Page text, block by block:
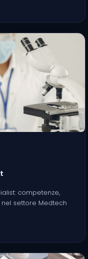
competenze,
settore Medtech